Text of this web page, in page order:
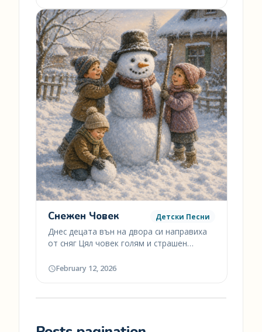
Снежен Човек Детски Песни
Днес децата вън на двора си направиха
от сняг Цял човек голям и страшен…
February 12, 2026